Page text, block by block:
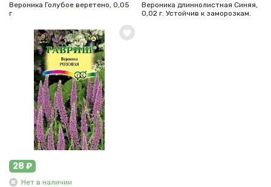
Вероника Голубое веретено, 0,05
г
Вероника длиннолистная Синяя,
0,02 г. Устойчив к заморозкам.
28 ₽
Нет в наличии